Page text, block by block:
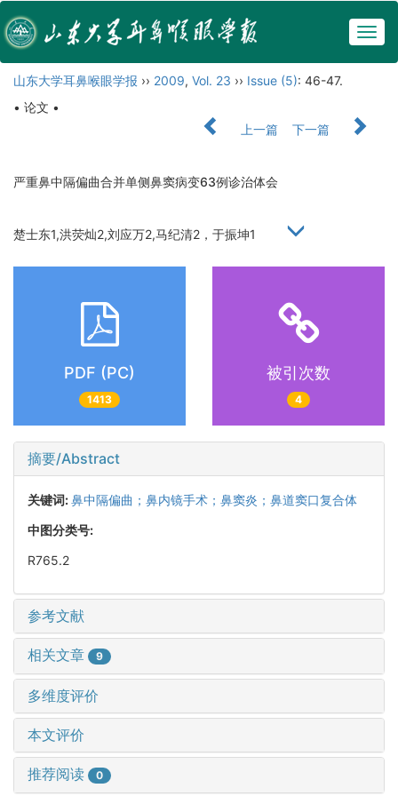
山东大学耳鼻喉眼学报 ›› 2009, Vol. 23 ›› Issue (5): 46-47.
• 论文 •
上一篇
下一篇
严重鼻中隔偏曲合并单侧鼻窦病变63例诊治体会
楚士东1,洪荧灿2,刘应万2,马纪清2，于振坤1
PDF (PC)
1413
被引次数
4
摘要/Abstract
关键词:鼻中隔偏曲；鼻内镜手术；鼻窦炎；鼻道窦口复合体
中图分类号:
R765.2
参考文献
相关文章 9
多维度评价
本文评价
推荐阅读 0